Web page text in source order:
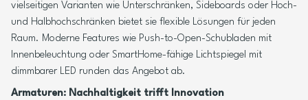
vielseitigen Varianten wie Unterschränken, Sideboards oder Hoch-
und Halbhochschränken bietet sie flexible Lösungen für jeden
Raum. Moderne Features wie Push-to-Open-Schubladen mit
Innenbeleuchtung oder SmartHome-fähige Lichtspiegel mit
dimmbarer LED runden das Angebot ab.
Armaturen: Nachhaltigkeit trifft Innovation